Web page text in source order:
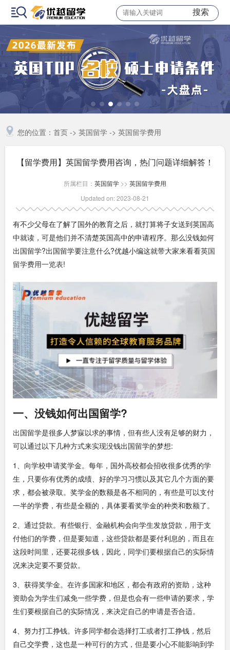
搜索
您的位置： 首页-> 英国留学-> 英国留学费用
【留学费用】英国留学费用咨询，热门问题详细解答！
所属栏目： 英国留学 >> 英国留学费用
Updated on: 2023-08-21
有不少父母在了解了国外的教育之后，就打算将子女送到英国高
中就读，可是他们并不清楚英国高中的申请程序。那么没钱如何
出国留学?出国留学要注意什么?优越小编这就带大家来看看英国
留学费用一览表!
一、没钱如何出国留学?
出国留学是很多人梦寐以求的事情，但有些人没有足够的财力，
可以通过以下几种方式来实现没钱出国留学的梦想:
1、向学校申请奖学金。每年，国外高校都会招收很多优秀的学
生，只要你有优秀的成绩、好的学习习惯以及其它几个方面的要
求，都会被录取。奖学金的数额是各不相同的，有些是可以支付
一半的学费，有些是全额的，具体要看奖学金的种类和数额了。
2、通过贷款。有些银行、金融机构会向学生发放贷款，用于支
付他们的学费，但是要知道，这些贷款都是要付利息的，而且在
这段时间里，还要花很多钱，因此，同学们要根据自己的实际情
况来决定要不要贷款。
3、获得奖学金。在许多国家和地区，都会有政府的资助，这种
资助会为学生们减免一些学费，但是也会有一些申请的要求，学
生们要根据自己的实际情况，来决定自己的申请是否合适。
4、努力打工挣钱。许多同学都会选择打工或者打工挣钱，然后
自己交学费，这也是一种可行的方式，但是要小心不能影响到学